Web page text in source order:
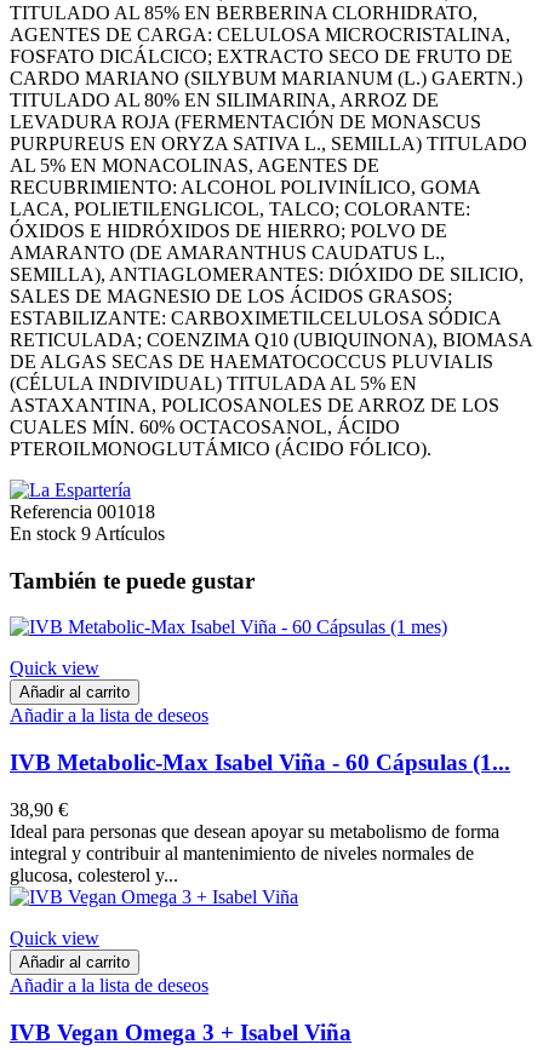
TITULADO AL 85% EN BERBERINA CLORHIDRATO,
AGENTES DE CARGA: CELULOSA MICROCRISTALINA,
FOSFATO DICÁLCICO; EXTRACTO SECO DE FRUTO DE
CARDO MARIANO (SILYBUM MARIANUM (L.) GAERTN.)
TITULADO AL 80% EN SILIMARINA, ARROZ DE
LEVADURA ROJA (FERMENTACIÓN DE MONASCUS
PURPUREUS EN ORYZA SATIVA L., SEMILLA) TITULADO
AL 5% EN MONACOLINAS, AGENTES DE
RECUBRIMIENTO: ALCOHOL POLIVINÍLICO, GOMA
LACA, POLIETILENGLICOL, TALCO; COLORANTE:
ÓXIDOS E HIDRÓXIDOS DE HIERRO; POLVO DE
AMARANTO (DE AMARANTHUS CAUDATUS L.,
SEMILLA), ANTIAGLOMERANTES: DIÓXIDO DE SILICIO,
SALES DE MAGNESIO DE LOS ÁCIDOS GRASOS;
ESTABILIZANTE: CARBOXIMETILCELULOSA SÓDICA
RETICULADA; COENZIMA Q10 (UBIQUINONA), BIOMASA
DE ALGAS SECAS DE HAEMATOCOCCUS PLUVIALIS
(CÉLULA INDIVIDUAL) TITULADA AL 5% EN
ASTAXANTINA, POLICOSANOLES DE ARROZ DE LOS
CUALES MÍN. 60% OCTACOSANOL, ÁCIDO
PTEROILMONOGLUTÁMICO (ÁCIDO FÓLICO).
Referencia 001018
En stock 9 Artículos
También te puede gustar
Quick view
Añadir al carrito
Añadir a la lista de deseos
IVB Metabolic-Max Isabel Viña - 60 Cápsulas (1...
38,90 €
Ideal para personas que desean apoyar su metabolismo de forma
integral y contribuir al mantenimiento de niveles normales de
glucosa, colesterol y...
Quick view
Añadir al carrito
Añadir a la lista de deseos
IVB Vegan Omega 3 + Isabel Viña